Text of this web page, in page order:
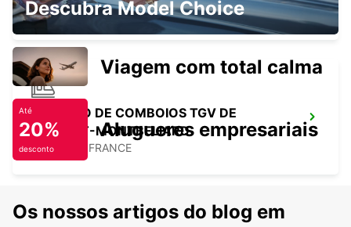
BERN - SWITZERLAND
ESTAÇÃO DE COMBOIOS TGV DE
BELFORT-MONTBELIARD
MEROUX - FRANCE
Descubra Model Choice
Viagem com total calma
Até
20%
desconto
Alugueres empresariais
Os nossos artigos do blog em